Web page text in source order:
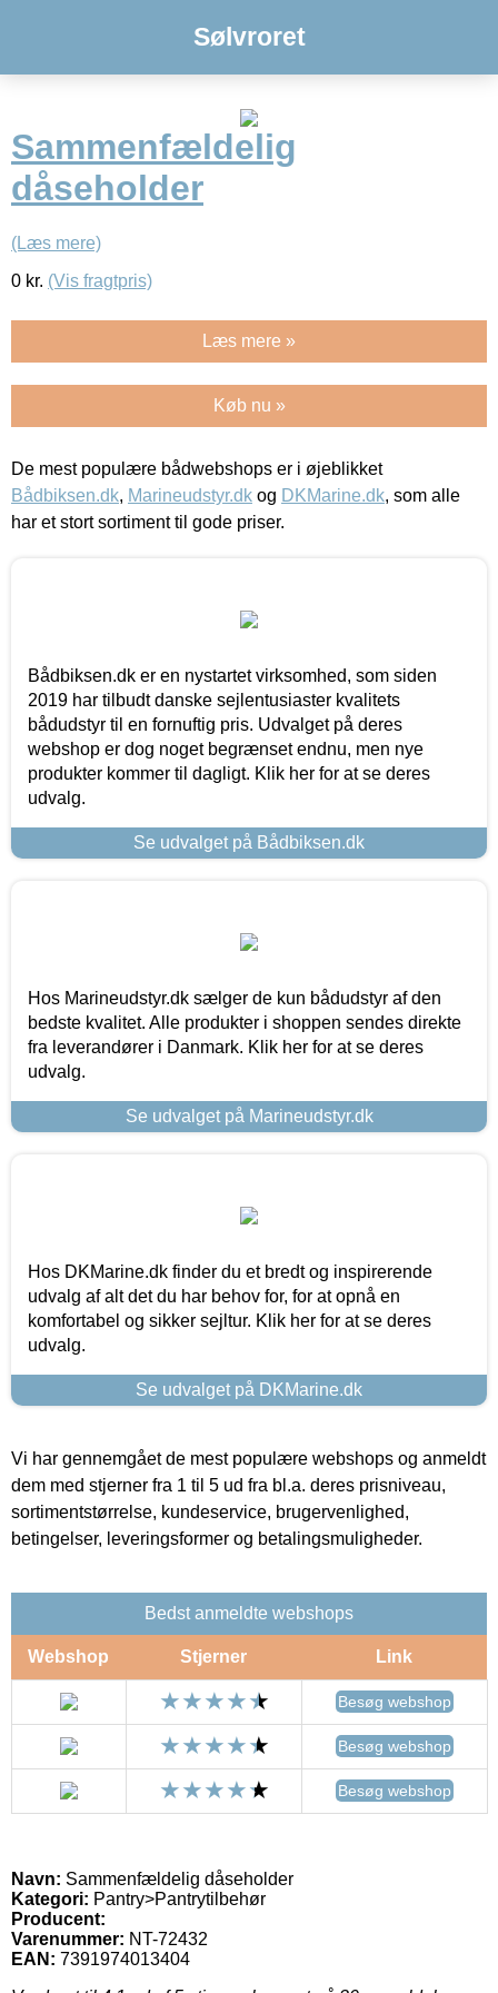
Sølvroret
Sammenfældelig
dåseholder
(Læs mere)
0 kr. (Vis fragtpris)
Læs mere »
Køb nu »
De mest populære bådwebshops er i øjeblikket
Bådbiksen.dk, Marineudstyr.dk og DKMarine.dk, som alle
har et stort sortiment til gode priser.
Bådbiksen.dk er en nystartet virksomhed, som siden
2019 har tilbudt danske sejlentusiaster kvalitets
bådudstyr til en fornuftig pris. Udvalget på deres
webshop er dog noget begrænset endnu, men nye
produkter kommer til dagligt. Klik her for at se deres
udvalg.
Se udvalget på Bådbiksen.dk
Hos Marineudstyr.dk sælger de kun bådudstyr af den
bedste kvalitet. Alle produkter i shoppen sendes direkte
fra leverandører i Danmark. Klik her for at se deres
udvalg.
Se udvalget på Marineudstyr.dk
Hos DKMarine.dk finder du et bredt og inspirerende
udvalg af alt det du har behov for, for at opnå en
komfortabel og sikker sejltur. Klik her for at se deres
udvalg.
Se udvalget på DKMarine.dk
Vi har gennemgået de mest populære webshops og anmeldt
dem med stjerner fra 1 til 5 ud fra bl.a. deres prisniveau,
sortimentstørrelse, kundeservice, brugervenlighed,
betingelser, leveringsformer og betalingsmuligheder.
Bedst anmeldte webshops
Webshop Stjerner Link
Besøg webshop
Besøg webshop
Besøg webshop
Navn: Sammenfældelig dåseholder
Kategori: Pantry>Pantrytilbehør
Producent:
Varenummer: NT-72432
EAN: 7391974013404